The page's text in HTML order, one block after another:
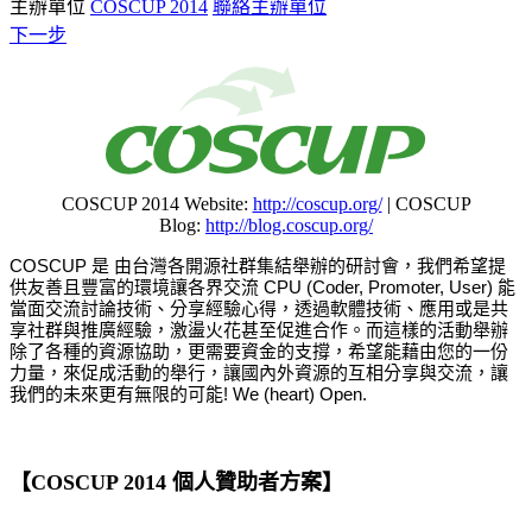
主辦單位 COSCUP 2014 聯絡主辦單位
下一步
COSCUP 2014 Website: http://coscup.org/| COSCUP
Blog: http://blog.coscup.org/
COSCUP 是 由台灣各開源社群集結舉辦的研討會，我們希望提
供友善且豐富的環境讓各界交流 CPU (Coder, Promoter, User) 能
當面交流討論技術、分享經驗心得，透過軟體技術、應用或是共
享社群與推廣經驗，激盪火花甚至促進合作。而這樣的活動舉辦
除了各種的資源協助，更需要資金的支撐，希望能藉由您的一份
力量，來促成活動的舉行，讓國內外資源的互相分享與交流，讓
我們的未來更有無限的可能! We (heart) Open.
【COSCUP 2014 個人贊助者方案】